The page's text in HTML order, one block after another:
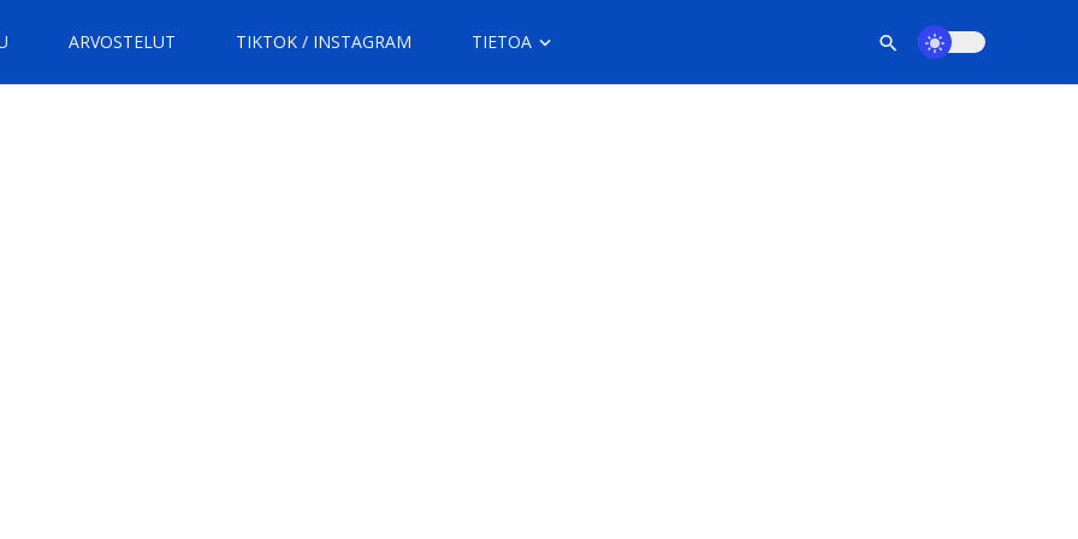
ARVOSTELUT TIKTOK / INSTAGRAM TIETOA